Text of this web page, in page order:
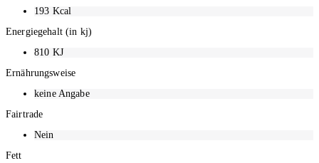
193 Kcal
Energiegehalt (in kj)
810 KJ
Ernährungsweise
keine Angabe
Fairtrade
Nein
Fett